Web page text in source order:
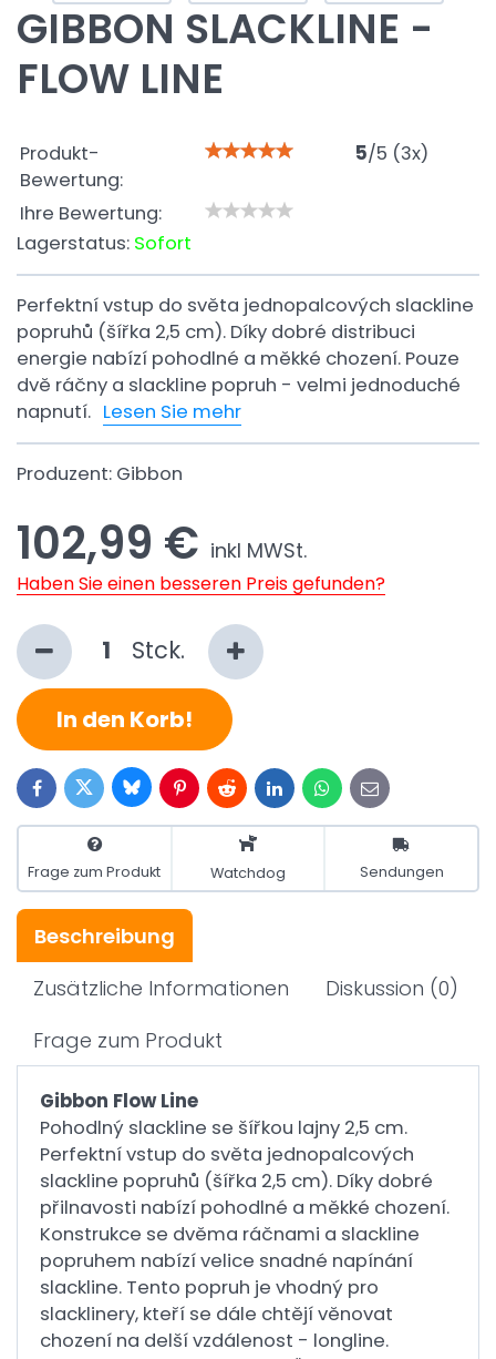
GIBBON SLACKLINE -
FLOW LINE
Produkt-
Bewertung:
5/5 (3x)
Ihre Bewertung:
Lagerstatus: Sofort
Perfektní vstup do světa jednopalcových slackline
popruhů (šířka 2,5 cm). Díky dobré distribuci
energie nabízí pohodlné a měkké chození. Pouze
dvě ráčny a slackline popruh - velmi jednoduché
napnutí. Lesen Sie mehr
Produzent: Gibbon
102,99 € inkl MWSt.
Haben Sie einen besseren Preis gefunden?
Stck.
In den Korb!
FacebookTwitterBlueskyPinterestRedditLinkedInWhatsApp
E-
mail
Frage zum Produkt Watchdog Sendungen
Beschreibung
Zusätzliche Informationen
Diskussion (0)
Frage zum Produkt
Gibbon Flow Line
Pohodlný slackline se šířkou lajny 2,5 cm.
Perfektní vstup do světa jednopalcových
slackline popruhů (šířka 2,5 cm). Díky dobré
přilnavosti nabízí pohodlné a měkké chození.
Konstrukce se dvěma ráčnami a slackline
popruhem nabízí velice snadné napínání
slackline. Tento popruh je vhodný pro
slacklinery, kteří se dále chtějí věnovat
chození na delší vzdálenost - longline.